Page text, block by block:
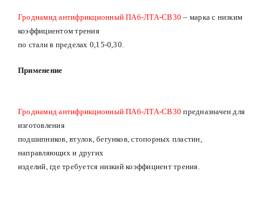
Гроднамид антифрикционный ПА6-ЛТА-СВ30 – марка с низким
коэффициентом трения
по стали в пределах 0,15-0,30.
Применение
Гроднамид антифрикционный ПА6-ЛТА-СВ30 предназначен для
изготовления
подшипников, втулок, бегунков, стопорных пластин,
направляющих и других
изделий, где требуется низкий коэффициент трения.